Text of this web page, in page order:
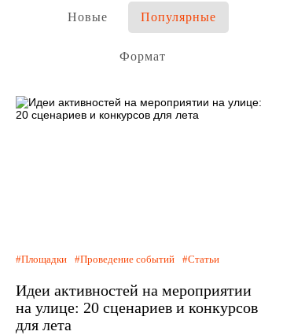
Новые Популярные
Формат
Площадки Проведение событий Статьи
Идеи активностей на мероприятии
на улице: 20 сценариев и конкурсов
для лета